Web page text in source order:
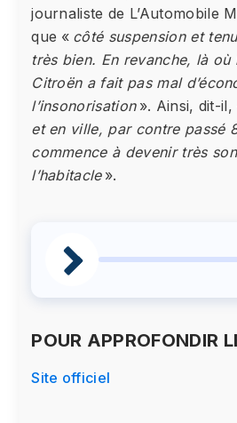
journaliste de L’Automobile
que « côté suspension et
très bien. En revanche, là où
Citroën a fait pas mal
l’insonorisation». Ainsi, dit-il,
et en ville, par contre passé
commence à devenir très
l’habitacle».
POUR APPROFONDIR
Site officiel